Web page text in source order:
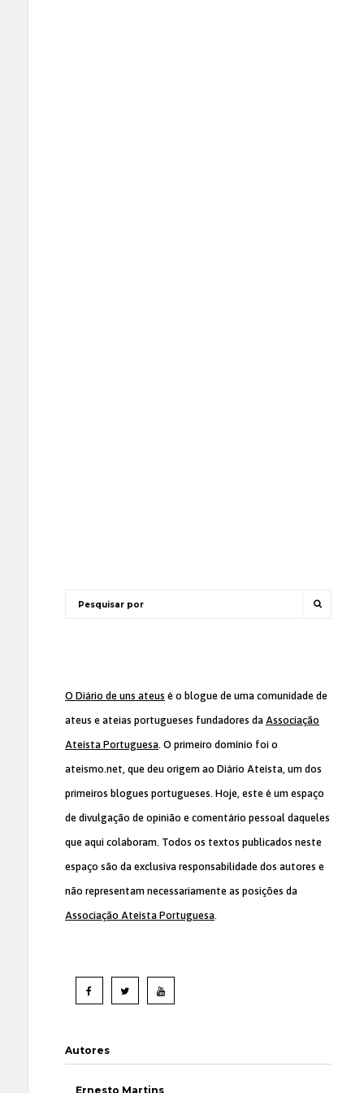
O Diário de uns ateus é o blogue de uma comunidade de
ateus e ateias portugueses fundadores da Associação
Ateísta Portuguesa. O primeiro domínio foi o
ateismo.net, que deu origem ao Diário Ateísta, um dos
primeiros blogues portugueses. Hoje, este é um espaço
de divulgação de opinião e comentário pessoal daqueles
que aqui colaboram. Todos os textos publicados neste
espaço são da exclusiva responsabilidade dos autores e
não representam necessariamente as posições da
Associação Ateísta Portuguesa.
Autores
Ernesto Martins